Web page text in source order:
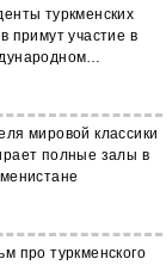
туркменских
примут участие в
мировой классики
полные залы в
про туркменского